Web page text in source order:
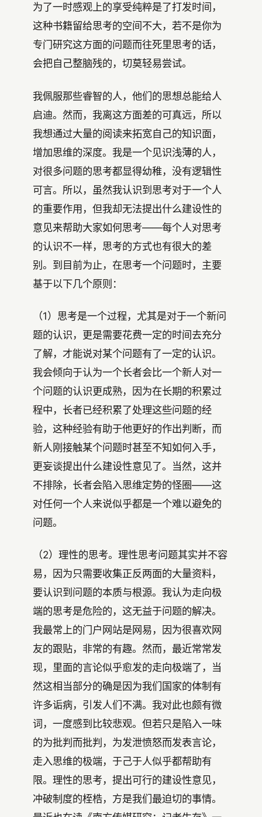
为了一时感观上的享受纯粹是了打发时间，
这种书籍留给思考的空间不大，若不是你为
专门研究这方面的问题而往死里思考的话，
会把自己整脑残的，切莫轻易尝试。
我佩服那些睿智的人，他们的思想总能给人
启迪。然而，我离这方面差的可真远，所以
我想通过大量的阅读来拓宽自己的知识面，
增加思维的深度。我是一个见识浅薄的人，
对很多问题的思考都显得幼稚，没有逻辑性
可言。所以，虽然我认识到思考对于一个人
的重要作用，但我却无法提出什么建设性的
意见来帮助大家如何思考——每个人对思考
的认识不一样，思考的方式也有很大的差
别。到目前为止，在思考一个问题时，主要
基于以下几个原则：
（1）思考是一个过程，尤其是对于一个新问
题的认识，更是需要花费一定的时间去充分
了解，才能说对某个问题有了一定的认识。
我会倾向于认为一个长者会比一个新人对一
个问题的认识更成熟，因为在长期的积累过
程中，长者已经积累了处理这些问题的经
验，这种经验有助于他更好的作出判断，而
新人刚接触某个问题时甚至不知如何入手，
更妄谈提出什么建设性意见了。当然，这并
不排除，长者会陷入思维定势的怪圈——这
对任何一个人来说似乎都是一个难以避免的
问题。
（2）理性的思考。理性思考问题其实并不容
易，因为只需要收集正反两面的大量资料，
要认识到问题的本质与根源。我认为走向极
端的思考是危险的，这无益于问题的解决。
我最常上的门户网站是网易，因为很喜欢网
友的跟贴，非常的有趣。然而，最近常常发
现，里面的言论似乎愈发的走向极端了，当
然这相当部分的确是因为我们国家的体制有
许多诟病，引发人们不满。我对此也颇有微
词，一度感到比较悲观。但若只是陷入一味
的为批判而批判，为发泄愤怒而发表言论，
走入思维的极端，于己于人似乎都帮助有
限。理性的思考，提出可行的建设性意见，
冲破制度的桎梏，方是我们最迫切的事情。